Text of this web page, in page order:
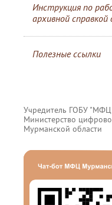
Инструкция по
архивной
Полезные ссылки
Учредитель ГОБУ
Министерство
Мурманской области